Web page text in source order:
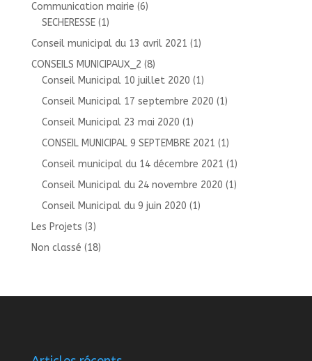
Communication mairie (6)
SECHERESSE(1)
Conseil municipal du 13 avril 2021 (1)
CONSEILS MUNICIPAUX_2 (8)
Conseil Municipal 10 juillet 2020 (1)
Conseil Municipal 17 septembre 2020 (1)
Conseil Municipal 23 mai 2020 (1)
CONSEIL MUNICIPAL 9 SEPTEMBRE 2021 (1)
Conseil municipal du 14 décembre 2021 (1)
Conseil Municipal du 24 novembre 2020 (1)
Conseil Municipal du 9 juin 2020 (1)
Les Projets (3)
Non classé (18)